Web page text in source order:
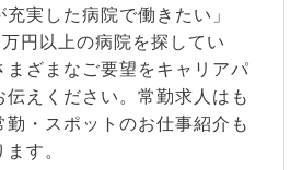
充実した病院で働きたい」
円以上の病院を探してい
まざまなご要望をキャリアパ
伝えください。常勤求人はも
勤・スポットのお仕事紹介も
す。